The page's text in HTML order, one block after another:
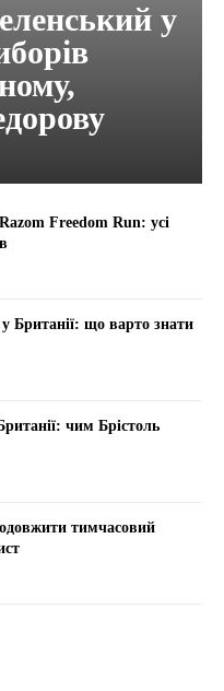
у
Freedom Run: усі
Британії: що варто знати
чим Брістоль
тимчасовий